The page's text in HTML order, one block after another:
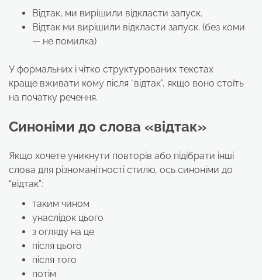
Відтак, ми вирішили відкласти запуск.
Відтак ми вирішили відкласти запуск. (без коми
— не помилка)
У формальних і чітко структурованих текстах
краще вживати кому після “відтак”, якщо воно стоїть
на початку речення.
Синоніми до слова «відтак»
Якщо хочете уникнути повторів або підібрати інші
слова для різноманітності стилю, ось синоніми до
“відтак”:
таким чином
унаслідок цього
з огляду на це
після цього
після того
потім